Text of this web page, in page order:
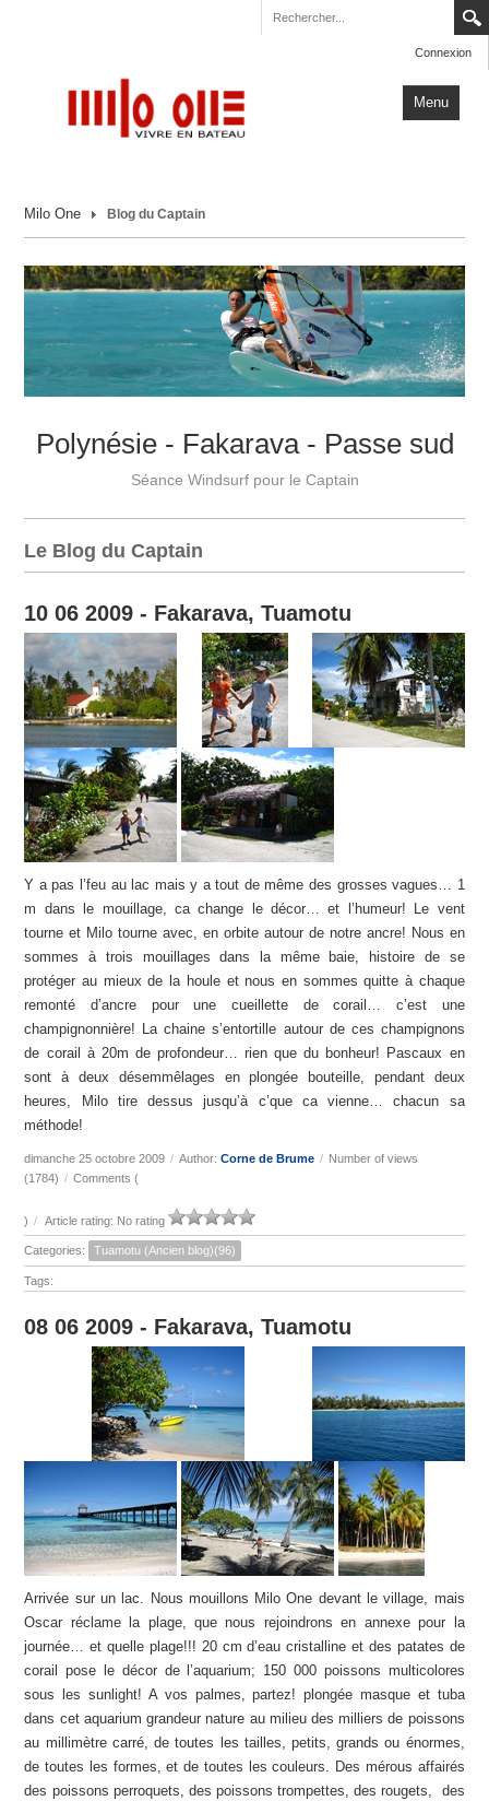
Connexion
Menu
Carnets de Voyage
Actualités
Plus
Milo One Blog du Captain
Polynésie - Fakarava - Passe sud
Séance Windsurf pour le Captain
Le Blog du Captain
10 06 2009 - Fakarava, Tuamotu
Y a pas l’feu au lac mais y a tout de même des grosses vagues… 1
m dans le mouillage, ca change le décor… et l’humeur! Le vent
tourne et Milo tourne avec, en orbite autour de notre ancre! Nous en
sommes à trois mouillages dans la même baie, histoire de se
protéger au mieux de la houle et nous en sommes quitte à chaque
remonté d’ancre pour une cueillette de corail… c’est une
champignonnière! La chaine s’entortille autour de ces champignons
de corail à 20m de profondeur… rien que du bonheur! Pascaux en
sont à deux désemmêlages en plongée bouteille, pendant deux
heures, Milo tire dessus jusqu’à c’que ca vienne… chacun sa
méthode!
dimanche 25 octobre 2009 / Author:Corne de Brume / Number of views
(1784) / Comments (
) / Article rating: No rating
Categories: Tuamotu (Ancien blog)(96)
Tags:
08 06 2009 - Fakarava, Tuamotu
Arrivée sur un lac. Nous mouillons Milo One devant le village, mais
Oscar réclame la plage, que nous rejoindrons en annexe pour la
journée… et quelle plage!!! 20 cm d’eau cristalline et des patates de
corail pose le décor de l’aquarium; 150 000 poissons multicolores
sous les sunlight! A vos palmes, partez! plongée masque et tuba
dans cet aquarium grandeur nature au milieu des milliers de poissons
au millimètre carré, de toutes les tailles, petits, grands ou énormes,
de toutes les formes, et de toutes les couleurs. Des mérous affairés
des poissons perroquets, des poissons trompettes, des rougets, des